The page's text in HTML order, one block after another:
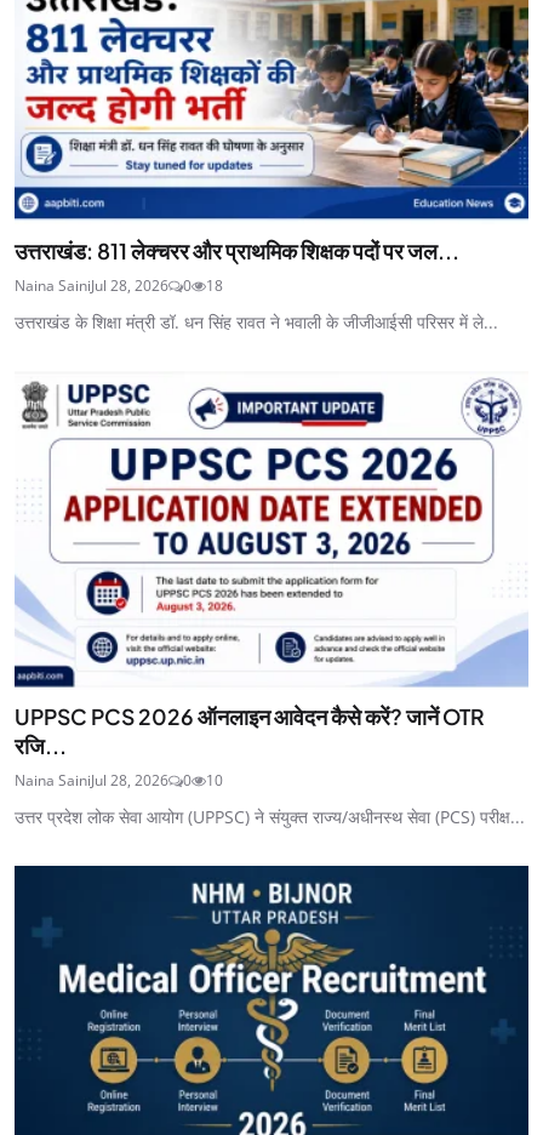
उत्तराखंड: 811 लेक्चरर और प्राथमिक शिक्षक पदों पर जल...
Naina SainiJul 28, 2026 0 18
उत्तराखंड के शिक्षा मंत्री डॉ. धन सिंह रावत ने भवाली के जीजीआईसी परिसर में ले...
UPPSC PCS 2026 ऑनलाइन आवेदन कैसे करें? जानें OTR
रजि...
Naina SainiJul 28, 2026 0 10
उत्तर प्रदेश लोक सेवा आयोग (UPPSC) ने संयुक्त राज्य/अधीनस्थ सेवा (PCS) परीक्ष...